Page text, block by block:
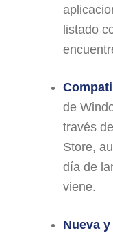
listado
de
través
Store,
día de
viene.
Nueva